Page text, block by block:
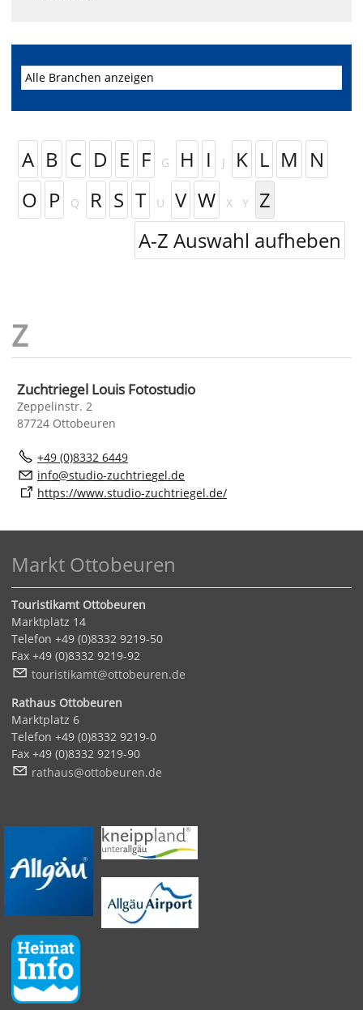
A B C D E F G H I J K L M N
O P Q R S T U V W X Y
Z
A-Z Auswahl aufheben
Zuchtriegel Louis Fotostudio
Zeppelinstr. 2
87724 Ottobeuren
+49 (0)8332 6449
nf
st d -z chtr g l d
https://www.studio-zuchtriegel.de/
Markt Ottobeuren
Touristikamt Ottobeuren
Marktplatz 14
Telefon +49 (0)8332 9219-50
Fax +49 (0)8332 9219-92
t
r st k mt tt b r n d
Rathaus Ottobeuren
Marktplatz 6
Telefon +49 (0)8332 9219-0
Fax +49 (0)8332 9219-90
r th s tt b r n d